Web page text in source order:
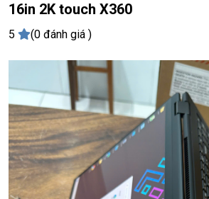
16in 2K touch X360
5 (0 đánh giá )